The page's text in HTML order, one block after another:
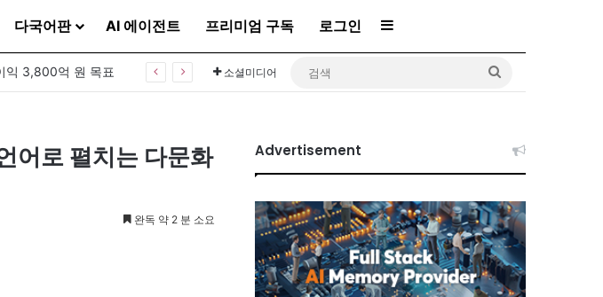
다국어판 AI 에이전트 프리미엄 구독 로그인 Sidebar
익 3,800억 원 목표 소셜미디어
어로 펼치는 다문화
완독 약 2 분 소요
Advertisement